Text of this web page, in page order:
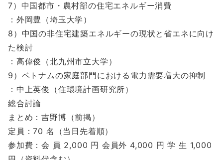
7）中国都市・農村部の住宅エネルギー消費
：外岡豊（埼玉大学）
8）中国の非住宅建築エネルギーの現状と省エネに向け
た検討
：高偉俊（北九州市立大学）
9）ベトナムの家庭部門における電力需要増大の抑制
：中上英俊（住環境計画研究所）
総合討論
まとめ：吉野博（前掲）
定員：70 名（当日先着順）
参加費：会 員 2,000 円 会員外 4,000 円 学 生 1,000